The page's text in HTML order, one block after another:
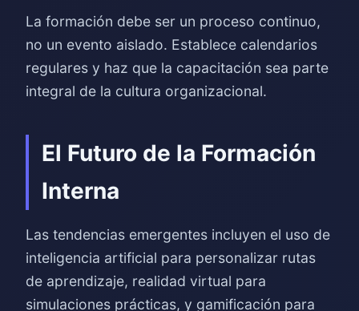
La formación debe ser un proceso continuo,
no un evento aislado. Establece calendarios
regulares y haz que la capacitación sea parte
integral de la cultura organizacional.
El Futuro de la Formación
Interna
Las tendencias emergentes incluyen el uso de
inteligencia artificial para personalizar rutas
de aprendizaje, realidad virtual para
simulaciones prácticas, y gamificación para